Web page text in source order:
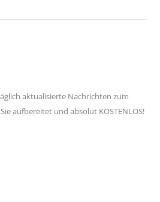
aktualisierte Nachrichten zum
aufbereitet und absolut KOSTENLOS!